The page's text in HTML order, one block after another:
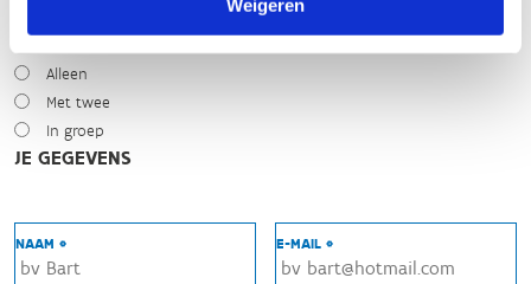
Weigeren
MET WIE HEB JE GEREDEN?
Alleen
Met twee
In groep
JE GEGEVENS
NAAM * E-MAIL *